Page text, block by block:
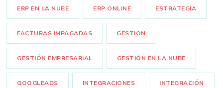
ERP EN LA NUBE ERP ONLINE ESTRATEGIA
FACTURAS IMPAGADAS GESTION
GESTIÓN EMPRESARIAL GESTIÓN EN LA NUBE
GOOGLEADS INTEGRACIONES INTEGRACIÓN